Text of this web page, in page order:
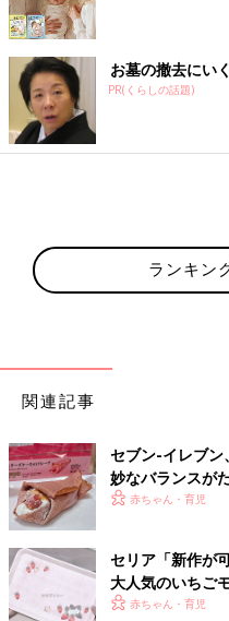
出典：Instagramアカウント「
に入っているホイップクリー
ムはいちごのつぶつぶ食感が
り感じられそうなパンですね。
いちごバター入り！「
お墓の撤去にい
PR(くらしの話題)
ランキン
関連記事
セブン-イレブ
妙なバランスが
4選赤ちゃん・育児
セリア「新作が
大人気のいちご
赤ちゃん・育児